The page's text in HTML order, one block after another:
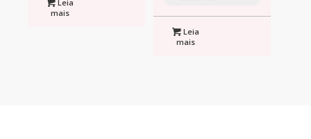
Leia
mais
Leia
mais